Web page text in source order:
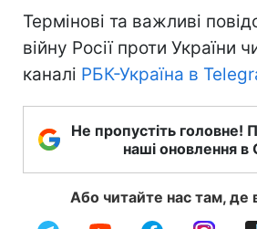
Термінові та важливі
війну Росії проти України
каналі РБК-Україна в
Не пропустіть головне!
наші оновлення в
Або читайте нас там, де